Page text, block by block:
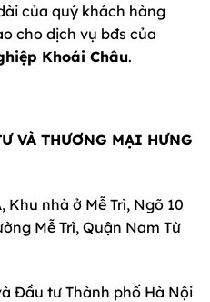
của quý khách hàng
cho dịch vụ bđs của
Khoái Châu.
VÀ THƯƠNG MẠI HƯNG
Khu nhà ở Mễ Trì, Ngõ 10
Mễ Trì, Quận Nam Từ
Đầu tư Thành phố Hà Nội